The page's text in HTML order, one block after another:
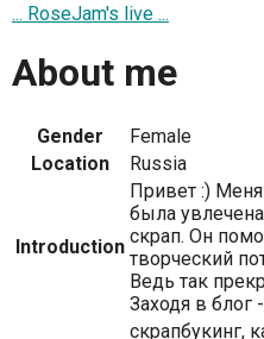
... RoseJam's live ...
About me
Gender
Female
Location
Russia
Introduction
Привет :)
была
скрап. Он
творческий
Ведь так
Заходя в блог
скрапбукинг,